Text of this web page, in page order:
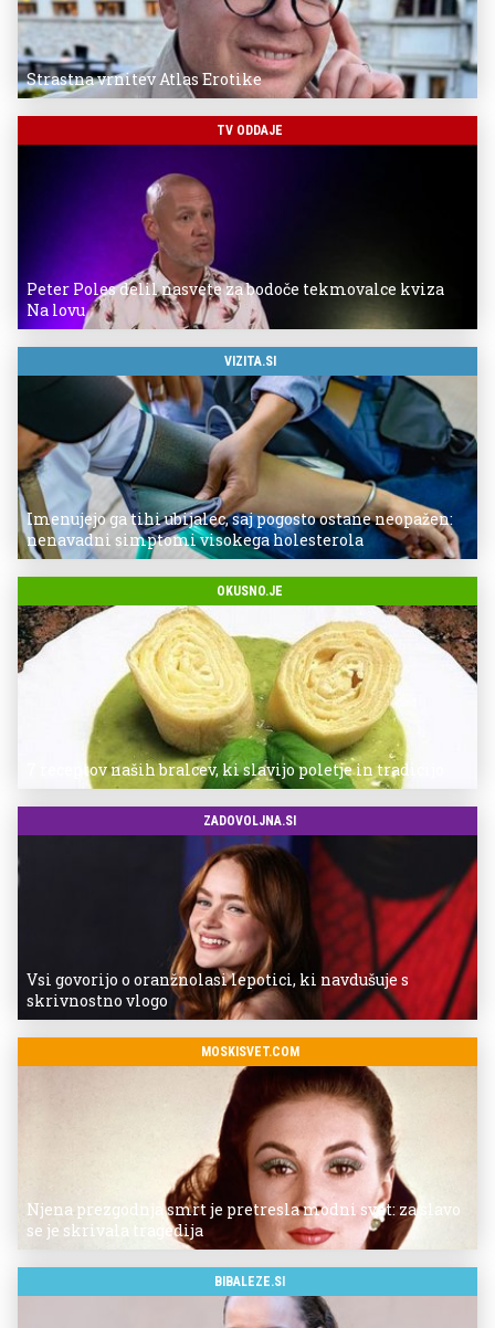
Strastna vrnitev Atlas Erotike
TV ODDAJE
Peter Poles delil nasvete za bodoče tekmovalce kviza
Na lovu
VIZITA.SI
Imenujejo ga tihi ubijalec, saj pogosto ostane neopažen:
nenavadni simptomi visokega holesterola
OKUSNO.JE
7 receptov naših bralcev, ki slavijo poletje in tradicijo
ZADOVOLJNA.SI
Vsi govorijo o oranžnolasi lepotici, ki navdušuje s
skrivnostno vlogo
MOSKISVET.COM
Njena prezgodnja smrt je pretresla modni svet: za slavo
se je skrivala tragedija
BIBALEZE.SI